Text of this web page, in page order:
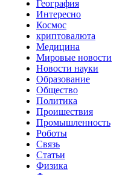
География
Интересно
Космос
криптовалюта
Медицина
Мировые новости
Новости науки
Образование
Общество
Политика
Проишествия
Промышленность
Роботы
Связь
Статьи
Физика